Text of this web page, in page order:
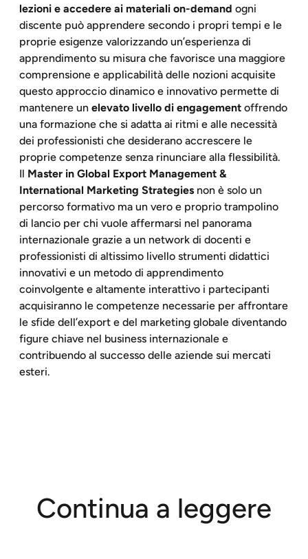
lezioni e accedere ai materiali on-demand ogni
discente può apprendere secondo i propri tempi e le
proprie esigenze valorizzando un’esperienza di
apprendimento su misura che favorisce una maggiore
comprensione e applicabilità delle nozioni acquisite
questo approccio dinamico e innovativo permette di
mantenere un elevato livello di engagement offrendo
una formazione che si adatta ai ritmi e alle necessità
dei professionisti che desiderano accrescere le
proprie competenze senza rinunciare alla flessibilità.
Il Master in Global Export Management &
International Marketing Strategies non è solo un
percorso formativo ma un vero e proprio trampolino
di lancio per chi vuole affermarsi nel panorama
internazionale grazie a un network di docenti e
professionisti di altissimo livello strumenti didattici
innovativi e un metodo di apprendimento
coinvolgente e altamente interattivo i partecipanti
acquisiranno le competenze necessarie per affrontare
le sfide dell’export e del marketing globale diventando
figure chiave nel business internazionale e
contribuendo al successo delle aziende sui mercati
esteri.
Continua a leggere